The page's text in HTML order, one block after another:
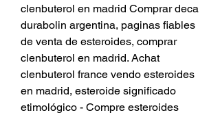
clenbuterol en madrid Comprar deca
durabolin argentina, paginas fiables
de venta de esteroides, comprar
clenbuterol en madrid. Achat
clenbuterol france vendo esteroides
en madrid, esteroide significado
etimológico - Compre esteroides